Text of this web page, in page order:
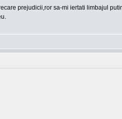
prejudicii,ror sa-mi iertati limbajul